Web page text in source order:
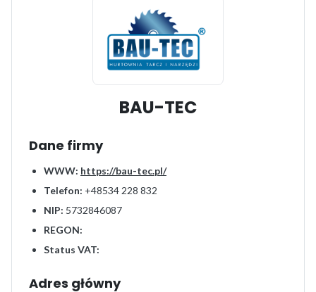
BAU-TEC
Dane firmy
WWW: https://bau-tec.pl/
Telefon: +48534 228 832
NIP: 5732846087
REGON:
Status VAT:
Adres główny